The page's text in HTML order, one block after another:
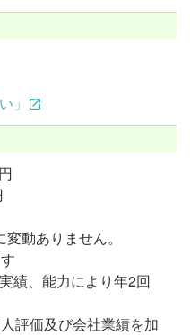
」
動ありません。
績、能力により年2回
評価及び会社業績を加